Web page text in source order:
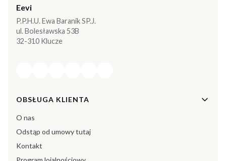
Eevi
P.P.H.U. Ewa Baranik SP.J.
ul. Bolesławska 53B
32-310 Klucze
Linki w stopce
OBSŁUGA KLIENTA
O nas
Odstąp od umowy tutaj
Kontakt